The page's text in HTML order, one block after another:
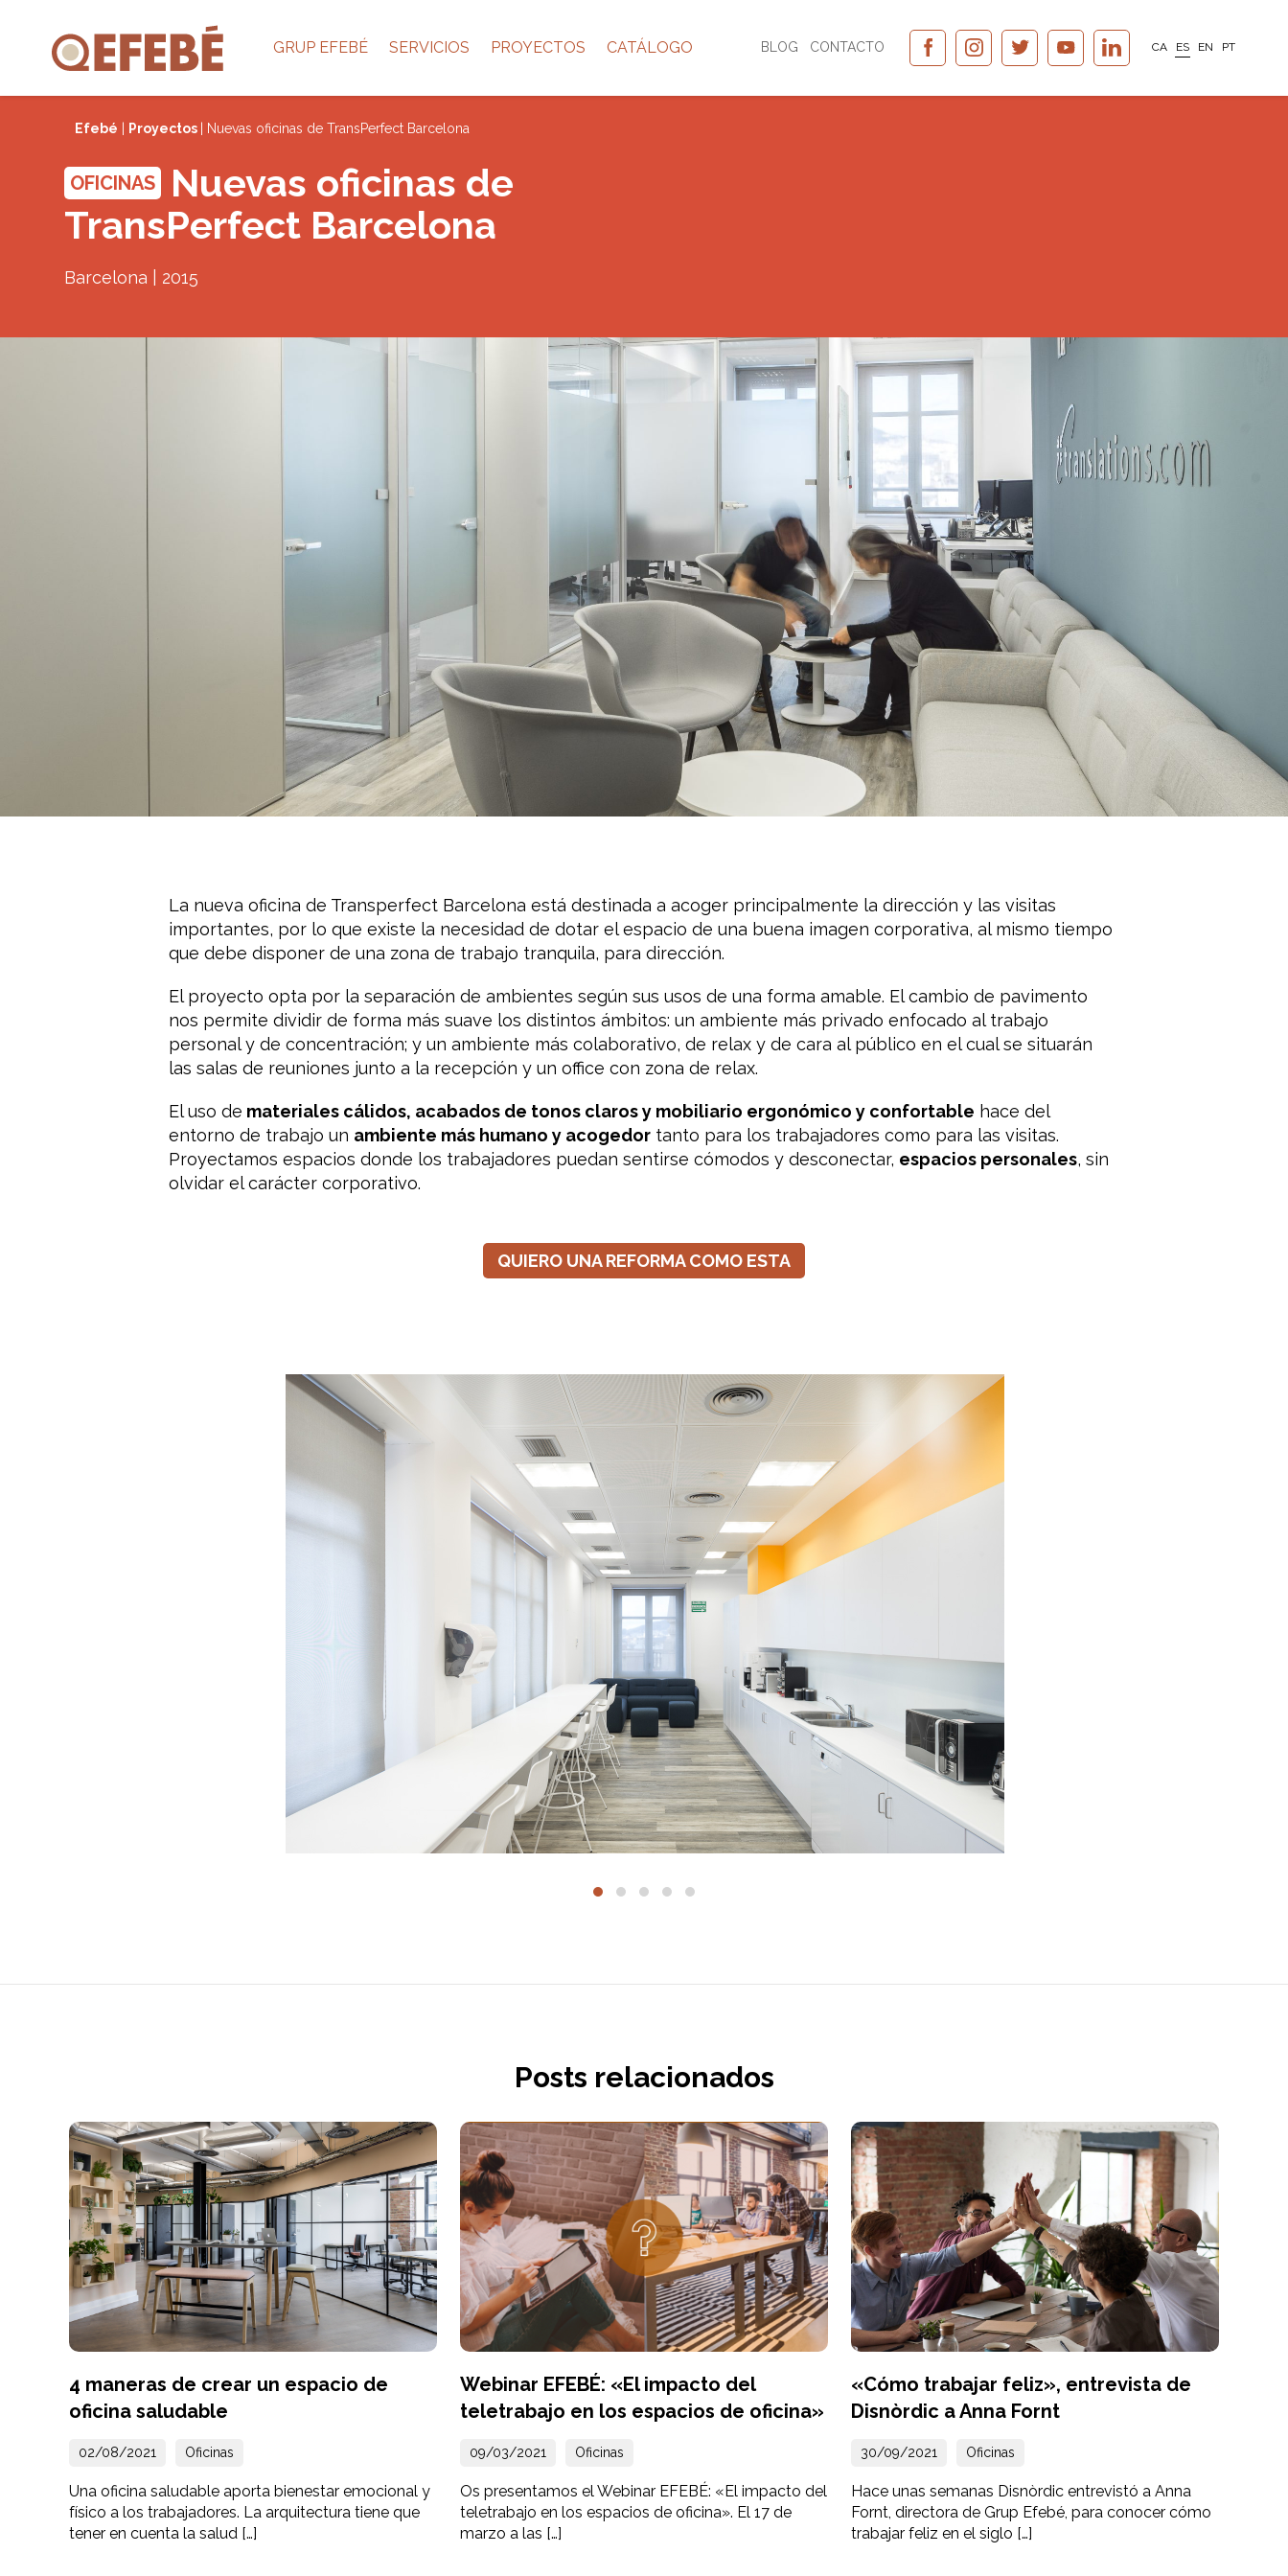
GRUP EFEBÉ SERVICIOS PROYECTOS CATÁLOGO BLOG CONTACTO CA ES EN PT
Efebé Proyectos | Nuevas oficinas de TransPerfect Barcelona
OFICINAS
Nuevas oficinas de
TransPerfect Barcelona
Barcelona | 2015
La nueva oficina de Transperfect Barcelona está destinada a acoger principalmente la dirección y las visitas
importantes, por lo que existe la necesidad de dotar el espacio de una buena imagen corporativa, al mismo tiempo
que debe disponer de una zona de trabajo tranquila, para dirección.
El proyecto opta por la separación de ambientes según sus usos de una forma amable. El cambio de pavimento
nos permite dividir de forma más suave los distintos ámbitos: un ambiente más privado enfocado al trabajo
personal y de concentración; y un ambiente más colaborativo, de relax y de cara al público en el cual se situarán
las salas de reuniones junto a la recepción y un office con zona de relax.
El uso de materiales cálidos, acabados de tonos claros y mobiliario ergonómico y confortable hace del
entorno de trabajo un ambiente más humano y acogedortanto para los trabajadores como para las visitas.
Proyectamos espacios donde los trabajadores puedan sentirse cómodos y desconectar, espacios personales, sin
olvidar el carácter corporativo.
QUIERO UNA REFORMA COMO ESTA
Posts relacionados
4 maneras de crear un espacio de
oficina saludable
02/08/2021 Oficinas
Una oficina saludable aporta bienestar emocional y
físico a los trabajadores. La arquitectura tiene que
tener en cuenta la salud […]
Webinar EFEBÉ: «El impacto del
teletrabajo en los espacios de oficina»
09/03/2021 Oficinas
Os presentamos el Webinar EFEBÉ: «El impacto del
teletrabajo en los espacios de oficina». El 17 de
marzo a las […]
«Cómo trabajar feliz», entrevista de
Disnòrdic a Anna Fornt
30/09/2021 Oficinas
Hace unas semanas Disnòrdic entrevistó a Anna
Fornt, directora de Grup Efebé, para conocer cómo
trabajar feliz en el siglo […]